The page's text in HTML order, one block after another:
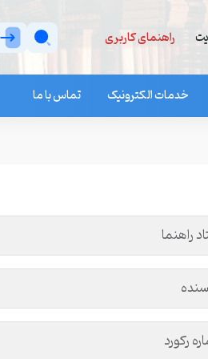
راهنمای کاربری
خدمات الکترونیک تماس با ما